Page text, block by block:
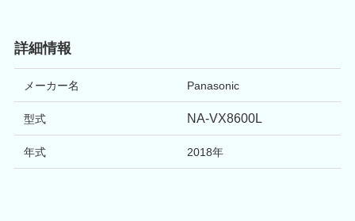
詳細情報
メーカー名 Panasonic
型式 NA-VX8600L
年式 2018年